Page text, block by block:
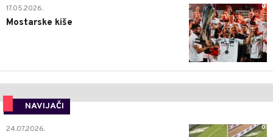
0
17.05.2026.
Mostarske kiše
NAVIJAČI
0
24.07.2026.